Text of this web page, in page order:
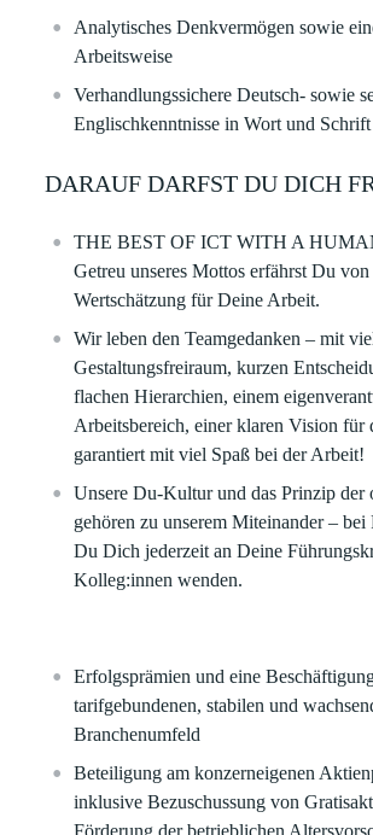
Analytisches Denkvermögen sowie
Arbeitsweise
Verhandlungssichere Deutsch- sowie
Englischkenntnisse in Wort und Schrift
DARAUF DARFST DU DICH
THE BEST OF ICT WITH A
Getreu unseres Mottos erfährst Du von
Wertschätzung für Deine Arbeit.
Wir leben den Teamgedanken – mit
Gestaltungsfreiraum, kurzen
flachen Hierarchien, einem
Arbeitsbereich, einer klaren Vision für
garantiert mit viel Spaß bei der Arbeit!
Unsere Du-Kultur und das Prinzip der
gehören zu unserem Miteinander – bei
Du Dich jederzeit an Deine
Kolleg:innen wenden.
Erfolgsprämien und eine
tarifgebundenen, stabilen und
Branchenumfeld
Beteiligung am konzerneigenen
inklusive Bezuschussung von
Förderung der betrieblichen